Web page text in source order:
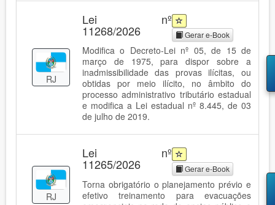
RJ
Lei nº
11268/2026 Gerar e-Book
Modifica o Decreto-Lei nº 05, de 15 de
março de 1975, para dispor sobre a
inadmissibilidade das provas ilícitas, ou
obtidas por meio ilícito, no âmbito do
processo administrativo tributário estadual
e modifica a Lei estadual nº 8.445, de 03
de julho de 2019.
RJ
Lei nº
11265/2026 Gerar e-Book
Torna obrigatório o planejamento prévio e
efetivo treinamento para evacuações